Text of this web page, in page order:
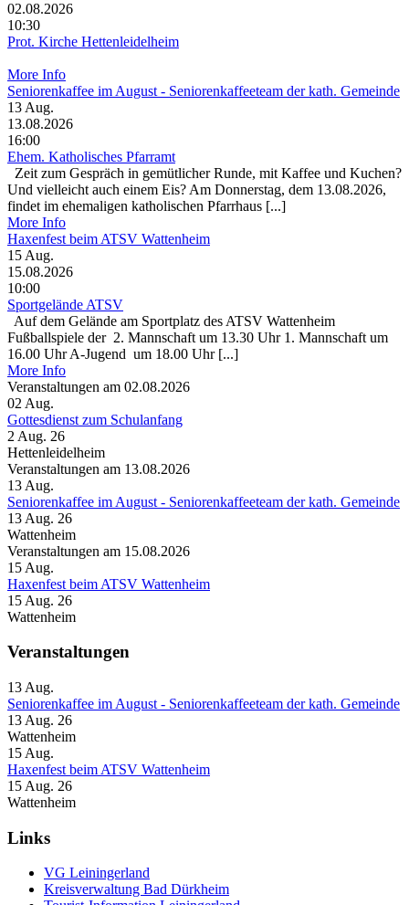
02.08.2026
10:30
Prot. Kirche Hettenleidelheim
More Info
Seniorenkaffee im August - Seniorenkaffeeteam der kath. Gemeinde
13 Aug.
13.08.2026
16:00
Ehem. Katholisches Pfarramt
Zeit zum Gespräch in gemütlicher Runde, mit Kaffee und Kuchen?
Und vielleicht auch einem Eis? Am Donnerstag, dem 13.08.2026,
findet im ehemaligen katholischen Pfarrhaus [...]
More Info
Haxenfest beim ATSV Wattenheim
15 Aug.
15.08.2026
10:00
Sportgelände ATSV
Auf dem Gelände am Sportplatz des ATSV Wattenheim
Fußballspiele der 2. Mannschaft um 13.30 Uhr 1. Mannschaft um
16.00 Uhr A-Jugend um 18.00 Uhr [...]
More Info
Veranstaltungen am 02.08.2026
02 Aug.
Gottesdienst zum Schulanfang
2 Aug. 26
Hettenleidelheim
Veranstaltungen am 13.08.2026
13 Aug.
Seniorenkaffee im August - Seniorenkaffeeteam der kath. Gemeinde
13 Aug. 26
Wattenheim
Veranstaltungen am 15.08.2026
15 Aug.
Haxenfest beim ATSV Wattenheim
15 Aug. 26
Wattenheim
Veranstaltungen
13 Aug.
Seniorenkaffee im August - Seniorenkaffeeteam der kath. Gemeinde
13 Aug. 26
Wattenheim
15 Aug.
Haxenfest beim ATSV Wattenheim
15 Aug. 26
Wattenheim
Links
VG Leiningerland
Kreisverwaltung Bad Dürkheim